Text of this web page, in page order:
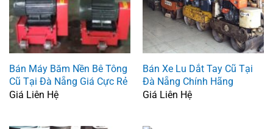
Bán Máy Băm Nền Bê Tông
Cũ Tại Đà Nẵng Giá Cực Rẻ
Giá Liên Hệ
Bán Xe Lu Dắt Tay Cũ Tại
Đà Nẵng Chính Hãng
Giá Liên Hệ